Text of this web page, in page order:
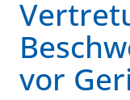
vor